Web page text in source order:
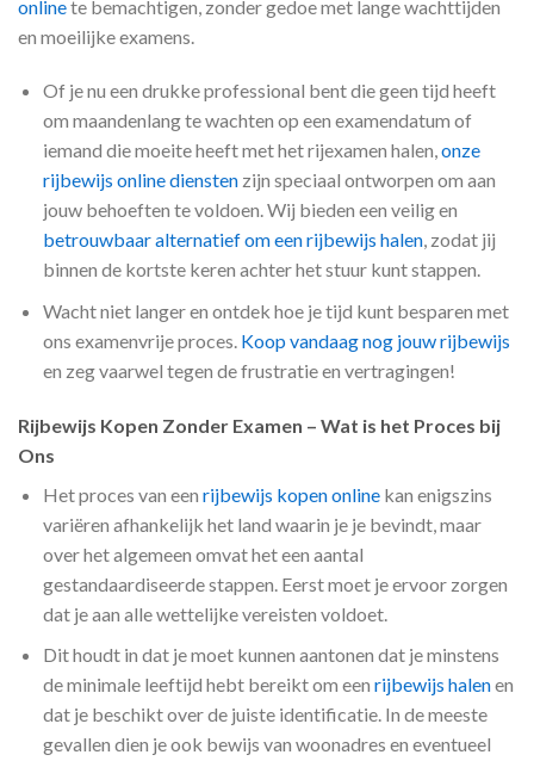
onlinete bemachtigen, zonder gedoe met lange wachttijden
en moeilijke examens.
Of je nu een drukke professional bent die geen tijd heeft
om maandenlang te wachten op een examendatum of
iemand die moeite heeft met het rijexamen halen,onze
rijbewijs online dienstenzijn speciaal ontworpen om aan
jouw behoeften te voldoen. Wij bieden een veilig en
betrouwbaar alternatief om een rijbewijs halen, zodat jij
binnen de kortste keren achter het stuur kunt stappen.
Wacht niet langer en ontdek hoe je tijd kunt besparen met
ons examenvrije proces. Koop vandaag nog jouw rijbewijs
en zeg vaarwel tegen de frustratie en vertragingen!
Rijbewijs Kopen Zonder Examen – Wat is het Proces bij
Ons
Het proces van een rijbewijs kopen onlinekan enigszins
variëren afhankelijk het land waarin je je bevindt, maar
over het algemeen omvat het een aantal
gestandaardiseerde stappen. Eerst moet je ervoor zorgen
dat je aan alle wettelijke vereisten voldoet.
Dit houdt in dat je moet kunnen aantonen dat je minstens
de minimale leeftijd hebt bereikt om een rijbewijs halenen
dat je beschikt over de juiste identificatie. In de meeste
gevallen dien je ook bewijs van woonadres en eventueel